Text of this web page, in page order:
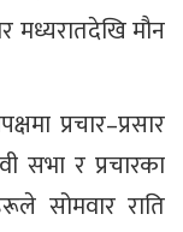
मध्यरातदेखि मौन
प्रचार–प्रसार
सभा र प्रचारका
सोमवार राति